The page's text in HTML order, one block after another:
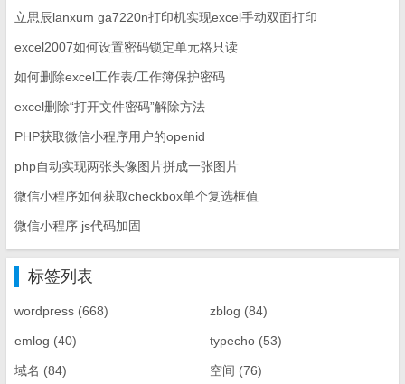
立思辰lanxum ga7220n打印机实现excel手动双面打印
excel2007如何设置密码锁定单元格只读
如何删除excel工作表/工作簿保护密码
excel删除“打开文件密码”解除方法
PHP获取微信小程序用户的openid
php自动实现两张头像图片拼成一张图片
微信小程序如何获取checkbox单个复选框值
微信小程序 js代码加固
标签列表
wordpress (668) zblog (84)
emlog (40) typecho (53)
域名 (84) 空间 (76)